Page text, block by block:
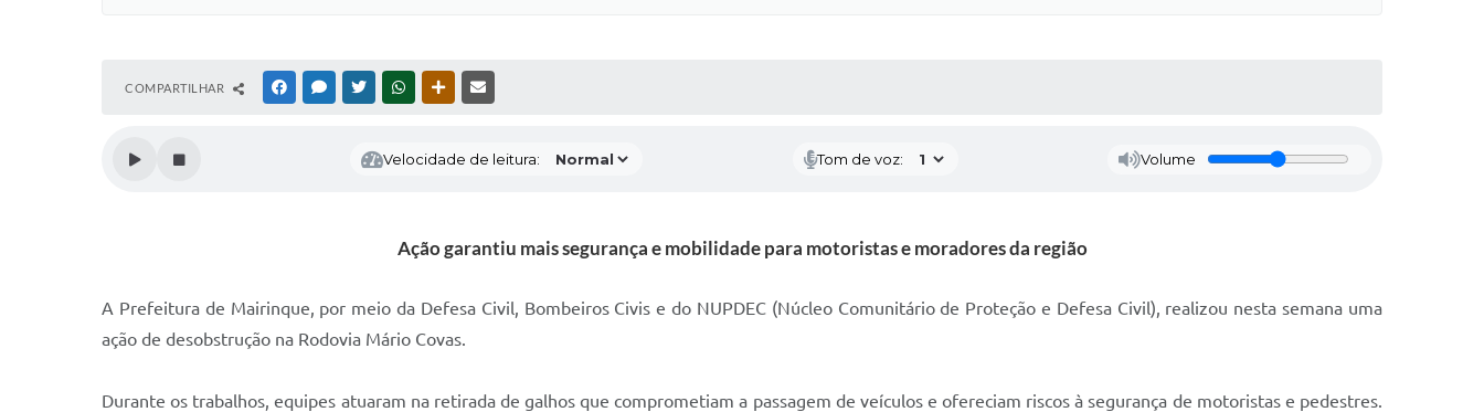
COMPARTILHAR FACEBOOKMESSENGER
TWITTERWHATSAPPOUTRAS MÍDIAS
Velocidade de leitura: Tom de voz: Volume
Ação garantiu mais segurança e mobilidade para motoristas e moradores da região
A Prefeitura de Mairinque, por meio da Defesa Civil, Bombeiros Civis e do NUPDEC (Núcleo Comunitário de Proteção e Defesa Civil), realizou nesta semana uma
ação de desobstrução na Rodovia Mário Covas.
Durante os trabalhos, equipes atuaram na retirada de galhos que comprometiam a passagem de veículos e ofereciam riscos à segurança de motoristas e pedestres.